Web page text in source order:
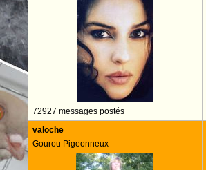
72927 messages postés
valoche
Gourou Pigeonneux